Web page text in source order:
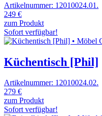
Artikelnummer: 12010024.01.
249 €
zum Produkt
Sofort verfügbar!
Küchentisch [Phil]
Artikelnummer: 12010024.02.
279 €
zum Produkt
Sofort verfügbar!